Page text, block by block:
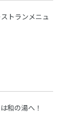
トランメニュ
和の湯へ！